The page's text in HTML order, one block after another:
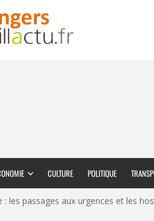
CULTURE POLITIQUE
: les passages aux urgences et les